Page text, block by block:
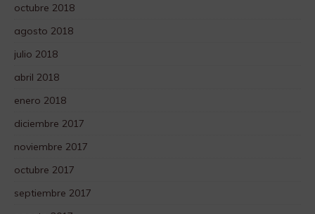
octubre 2018
agosto 2018
julio 2018
abril 2018
enero 2018
diciembre 2017
noviembre 2017
octubre 2017
septiembre 2017